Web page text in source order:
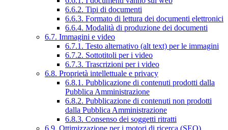
6.6.2. Tipi di documenti
6.6.3. Formato di lettura dei documenti elettronici
6.6.4. Modalità di produzione dei documenti
6.7. Immagini e video
6.7.1. Testo alternativo (alt text) per le immagini
6.7.2. Sottotitoli per i video
6.7.3. Trascrizioni per i video
6.8. Proprietà intellettuale e privacy
6.8.1. Pubblicazione di contenuti prodotti dalla
Pubblica Amministrazione
6.8.2. Pubblicazione di contenuti non prodotti
dalla Pubblica Amministrazione
6.8.3. Consenso dei soggetti ritratti
6.9. Ottimizzazione per i motori di ricerca (SEO)